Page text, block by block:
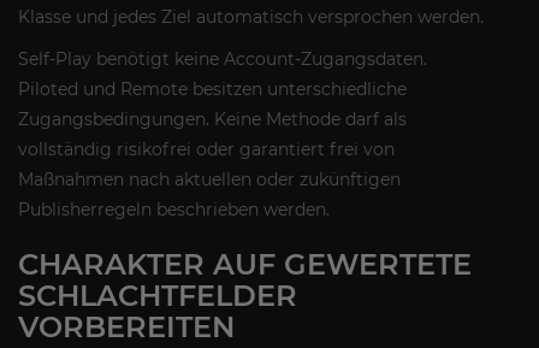
Klasse und jedes Ziel automatisch versprochen werden.
Self-Play benötigt keine Account-Zugangsdaten.
Piloted und Remote besitzen unterschiedliche
Zugangsbedingungen. Keine Methode darf als
vollständig risikofrei oder garantiert frei von
Maßnahmen nach aktuellen oder zukünftigen
Publisherregeln beschrieben werden.
CHARAKTER AUF GEWERTETE
SCHLACHTFELDER
VORBEREITEN